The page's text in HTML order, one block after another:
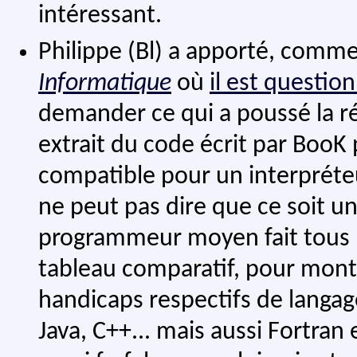
intéressant.
Philippe (Bl) a apporté,
Informatique où il est
demander ce qui a poussé la
extrait du code écrit par BooK
compatible pour un
ne peut pas dire que ce soit
programmeur moyen fait
tableau comparatif, pour
handicaps respectifs de
Java, C++... mais aussi